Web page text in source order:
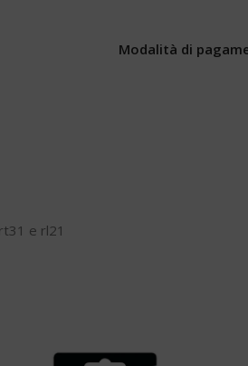
Modalità di
e rl21